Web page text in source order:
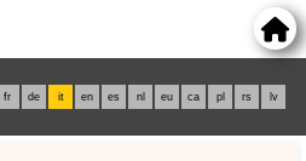
fr de it en es nl eu ca pl rs lv